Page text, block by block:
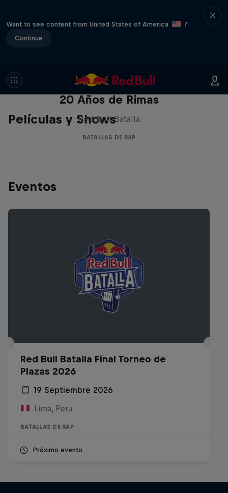
Want to see content from United States of America
?
Continue
Películas y Shows
Red Bull Batalla Nueva Historia:
20 Años de Rimas
Red Bull Batalla
BATALLAS DE RAP
Eventos
Red Bull Batalla Final Torneo de
Plazas 2026
19 Septiembre 2026
Lima, Peru
BATALLAS DE RAP
Próximo evento